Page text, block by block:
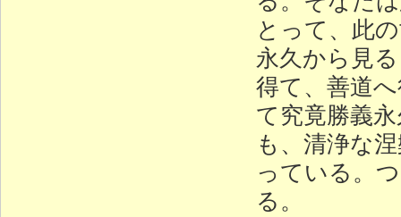
とって、此
永久から見
得て、善道
て究竟勝義
も、清浄な
っている。
る。